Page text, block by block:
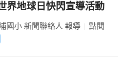
界地球日快閃宣導活動
國小 新聞聯絡人 報導
點閱